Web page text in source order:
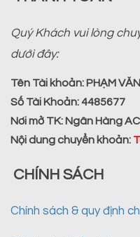
Quý Khách vui lòng
dưới đây:
Tên Tài khoản: PHẠM
Số Tài Khoản:4485677
Nơi mở TK: Ngân Hàng
Nội dung chuyển khoản:
CHÍNH SÁCH
Chính sách & quy định